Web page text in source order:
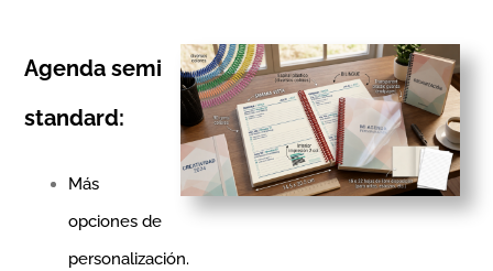
Agenda semi
standard:
Más
opciones de
personalización.